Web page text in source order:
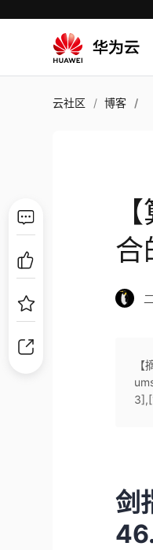
云社区 博客
合
剑